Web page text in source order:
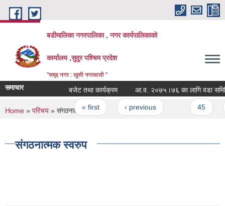
Skip to main content
बडीमालिका नगरपालिका , नगर कार्यपालिकाको
कार्यालय ,सुदुर पश्चिम प्रदेश
"समृद्द नगर : खुसी नगरबासी "
समाचार बजेट तथा कार्यक्रम आ.व. २०७५।७६ का लागि वडा
Pages
« first ‹ previous
You are here
Home » परिचय » संगठनात्मक स्वरुप
संगठनात्मक स्वरुप